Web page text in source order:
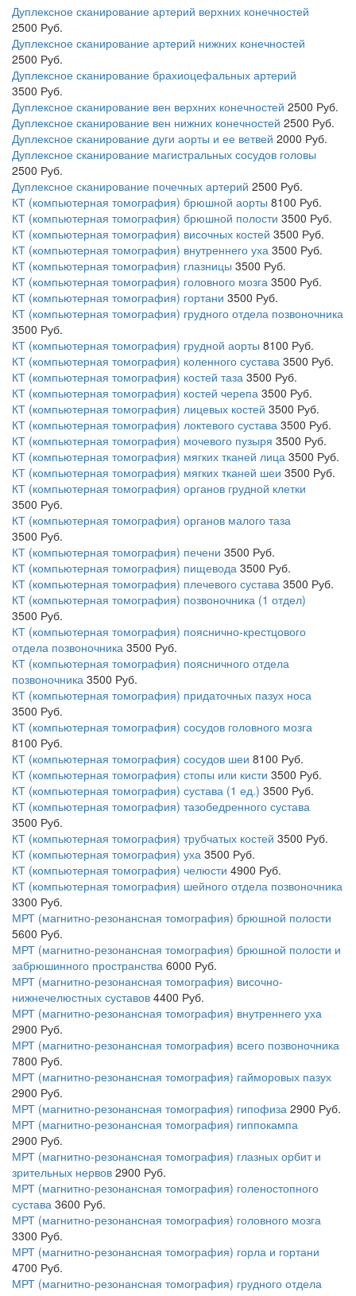
Дуплексное сканирование артерий верхних конечностей
2500 Руб.
Дуплексное сканирование артерий нижних конечностей
2500 Руб.
Дуплексное сканирование брахиоцефальных артерий
3500 Руб.
Дуплексное сканирование вен верхних конечностей 2500 Руб.
Дуплексное сканирование вен нижних конечностей 2500 Руб.
Дуплексное сканирование дуги аорты и ее ветвей 2000 Руб.
Дуплексное сканирование магистральных сосудов головы
2500 Руб.
Дуплексное сканирование почечных артерий 2500 Руб.
КТ (компьютерная томография) брюшной аорты 8100 Руб.
КТ (компьютерная томография) брюшной полости 3500 Руб.
КТ (компьютерная томография) височных костей 3500 Руб.
КТ (компьютерная томография) внутреннего уха 3500 Руб.
КТ (компьютерная томография) глазницы 3500 Руб.
КТ (компьютерная томография) головного мозга 3500 Руб.
КТ (компьютерная томография) гортани 3500 Руб.
КТ (компьютерная томография) грудного отдела позвоночника
3500 Руб.
КТ (компьютерная томография) грудной аорты 8100 Руб.
КТ (компьютерная томография) коленного сустава 3500 Руб.
КТ (компьютерная томография) костей таза 3500 Руб.
КТ (компьютерная томография) костей черепа 3500 Руб.
КТ (компьютерная томография) лицевых костей 3500 Руб.
КТ (компьютерная томография) локтевого сустава 3500 Руб.
КТ (компьютерная томография) мочевого пузыря 3500 Руб.
КТ (компьютерная томография) мягких тканей лица 3500 Руб.
КТ (компьютерная томография) мягких тканей шеи 3500 Руб.
КТ (компьютерная томография) органов грудной клетки
3500 Руб.
КТ (компьютерная томография) органов малого таза
3500 Руб.
КТ (компьютерная томография) печени 3500 Руб.
КТ (компьютерная томография) пищевода 3500 Руб.
КТ (компьютерная томография) плечевого сустава 3500 Руб.
КТ (компьютерная томография) позвоночника (1 отдел)
3500 Руб.
КТ (компьютерная томография) пояснично-крестцового
отдела позвоночника 3500 Руб.
КТ (компьютерная томография) поясничного отдела
позвоночника 3500 Руб.
КТ (компьютерная томография) придаточных пазух носа
3500 Руб.
КТ (компьютерная томография) сосудов головного мозга
8100 Руб.
КТ (компьютерная томография) сосудов шеи 8100 Руб.
КТ (компьютерная томография) стопы или кисти 3500 Руб.
КТ (компьютерная томография) сустава (1 ед.) 3500 Руб.
КТ (компьютерная томография) тазобедренного сустава
3500 Руб.
КТ (компьютерная томография) трубчатых костей 3500 Руб.
КТ (компьютерная томография) уха 3500 Руб.
КТ (компьютерная томография) челюсти 4900 Руб.
КТ (компьютерная томография) шейного отдела позвоночника
3300 Руб.
МРТ (магнитно-резонансная томография) брюшной полости
5600 Руб.
МРТ (магнитно-резонансная томография) брюшной полости и
забрюшинного пространства 6000 Руб.
МРТ (магнитно-резонансная томография) височно-
нижнечелюстных суставов 4400 Руб.
МРТ (магнитно-резонансная томография) внутреннего уха
2900 Руб.
МРТ (магнитно-резонансная томография) всего позвоночника
7800 Руб.
МРТ (магнитно-резонансная томография) гайморовых пазух
2900 Руб.
МРТ (магнитно-резонансная томография) гипофиза 2900 Руб.
МРТ (магнитно-резонансная томография) гиппокампа
2900 Руб.
МРТ (магнитно-резонансная томография) глазных орбит и
зрительных нервов 2900 Руб.
МРТ (магнитно-резонансная томография) голеностопного
сустава 3600 Руб.
МРТ (магнитно-резонансная томография) головного мозга
3300 Руб.
МРТ (магнитно-резонансная томография) горла и гортани
4700 Руб.
МРТ (магнитно-резонансная томография) грудного отдела